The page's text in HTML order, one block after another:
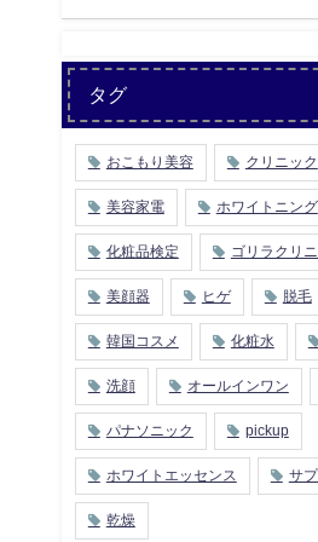
タグ
おこもり美容 クリニック
美容家電 ホワイトニング
化粧品検定 ゴリラクリ
美顔器 ヒゲ 脱毛
韓国コスメ 化粧水
洗顔 オールインワン
パナソニック pickup
ホワイトエッセンス サ
乾燥